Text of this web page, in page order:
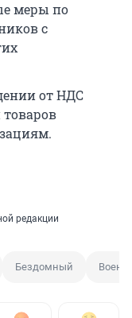
меры по
с
от НДС
редакции
Бездомный